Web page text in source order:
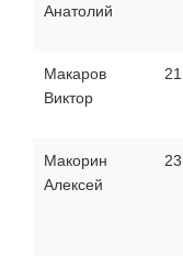
Анатолий
Макаров
Виктор
Макорин
Алексей